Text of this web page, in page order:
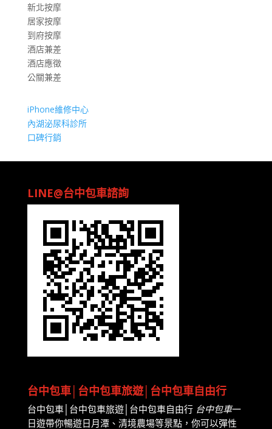
新北按摩
居家按摩
到府按摩
酒店兼差
酒店應徵
公關兼差
iPhone維修中心
內湖泌尿科診所
口碑行銷
LINE@台中包車諮詢
台中包車│台中包車旅遊│台中包車自由行
台中包車│台中包車旅遊│台中包車自由行 台中包車一
日遊帶你暢遊日月潭、清境農場等景點，你可以彈性